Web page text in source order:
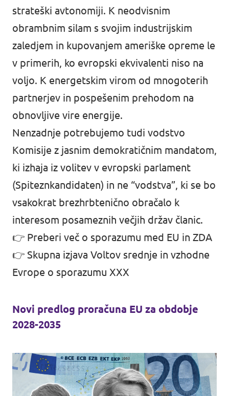
strateški avtonomiji. K neodvisnim
obrambnim silam s svojim industrijskim
zaledjem in kupovanjem ameriške opreme le
v primerih, ko evropski ekvivalenti niso na
voljo. K energetskim virom od mnogoterih
partnerjev in pospešenim prehodom na
obnovljive vire energije.
Nenzadnje potrebujemo tudi vodstvo
Komisije z jasnim demokratičnim mandatom,
ki izhaja iz volitev v evropski parlament
(Spiteznkandidaten) in ne “vodstva”, ki se bo
vsakokrat brezhrbtenično obračalo k
interesom posameznih večjih držav članic.
👉 Preberi več o sporazumu med EU in ZDA
👉 Skupna izjava Voltov srednje in vzhodne
Evrope o sporazumu XXX
Novi predlog proračuna EU za obdobje
2028-2035